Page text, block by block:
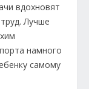
вдохновят
Лучше
намного
самому